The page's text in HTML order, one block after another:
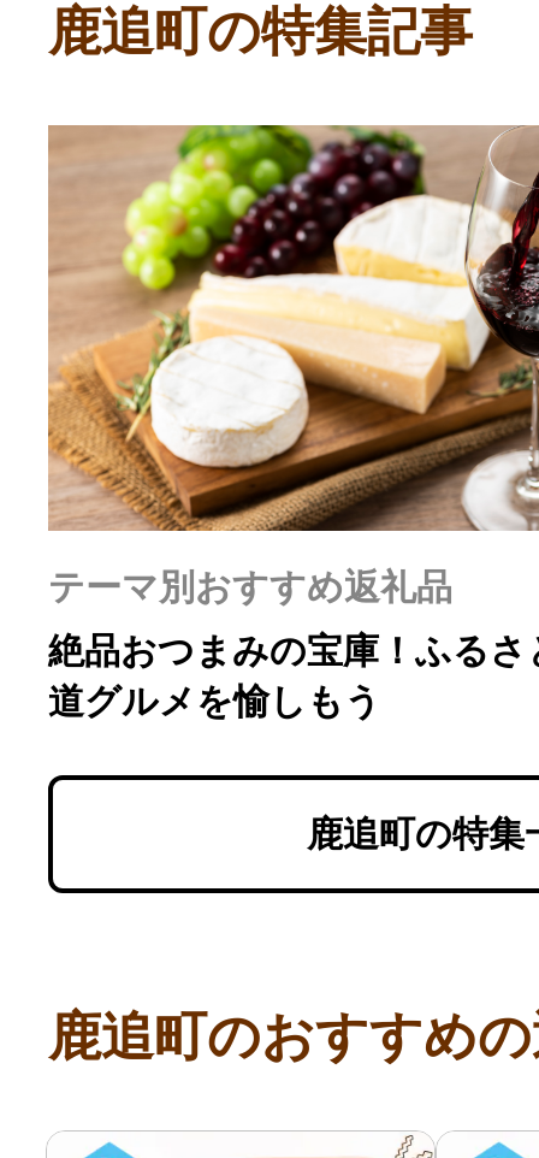
副業・パラレルワーカー
個人事業主・フリーラン
個人事業・フリーランス
ふるさと納税の基礎知識
10秒ぴったり診断
はじめるバイブルとは
よくあるご質問
鹿追町の特集記事
テーマ別おすすめ返礼品
絶品おつまみの宝庫！ふるさ
道グルメを愉しもう
鹿追町の特集
鹿追町のおすすめ